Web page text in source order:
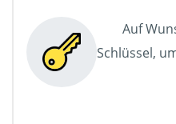
Auf
Schlüssel,